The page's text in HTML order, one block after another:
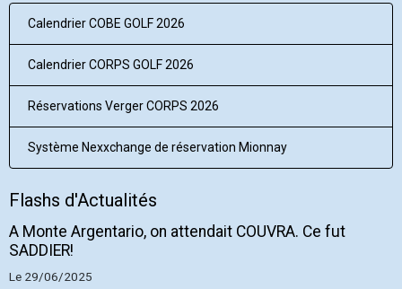
Calendrier COBE GOLF 2026
Calendrier CORPS GOLF 2026
Réservations Verger CORPS 2026
Système Nexxchange de réservation Mionnay
Flashs d'Actualités
A Monte Argentario, on attendait COUVRA. Ce fut
SADDIER!
Le 29/06/2025